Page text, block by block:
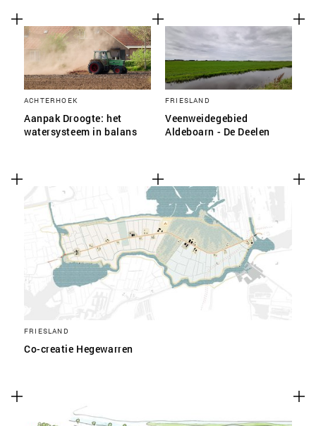
ACHTERHOEK
Aanpak Droogte: het
watersysteem in balans
FRIESLAND
Veenweidegebied
Aldeboarn - De Deelen
FRIESLAND
Co-creatie Hegewarren